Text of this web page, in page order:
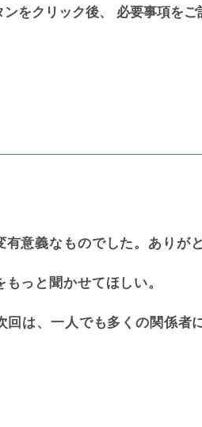
をクリック後、 必要事項を
意義なものでした。ありが
っと聞かせてほしい。
は、一人でも多くの関係者